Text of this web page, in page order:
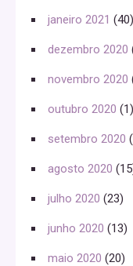
janeiro 2021 (40)
dezembro 2020
novembro 2020
outubro 2020 (1)
setembro 2020
agosto 2020
julho 2020 (23)
junho 2020 (13)
maio 2020 (20)